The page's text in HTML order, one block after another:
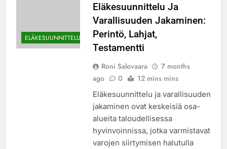
ELÄKESUUNNITTELU
Eläkesuunnittelu Ja
Varallisuuden Jakaminen:
Perintö, Lahjat,
Testamentti
Roni Salovaara
7 months
ago
0 12 mins mins
Eläkesuunnittelu ja varallisuuden
jakaminen ovat keskeisiä osa-
alueita taloudellisessa
hyvinvoinnissa, jotka varmistavat
varojen siirtymisen halutulla